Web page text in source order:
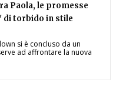
Paola, le promesse
di torbido in stile
si è concluso da un
ad affrontare la nuova